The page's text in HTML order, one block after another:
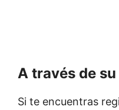
A través de
Si te encuentras